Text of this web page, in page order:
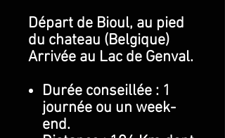
Départ de Bioul, au pied
du chateau (Belgique)
Arrivée au Lac de Genval.
Durée conseillée : 1
journée ou un week-
end.